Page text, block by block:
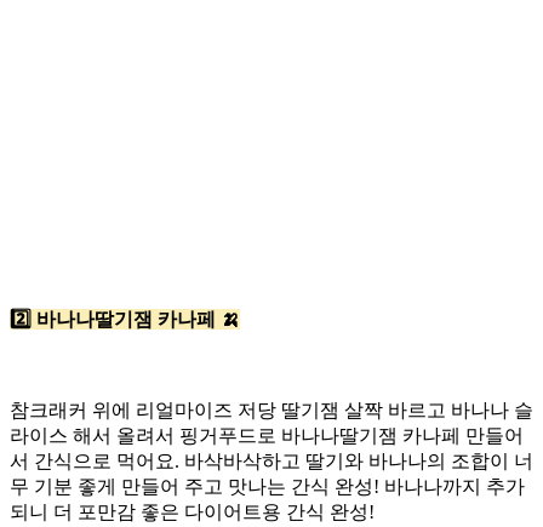
2️⃣ 바나나딸기잼 카나페 🍌
참크래커 위에 리얼마이즈 저당 딸기잼 살짝 바르고 바나나 슬
라이스 해서 올려서 핑거푸드로 바나나딸기잼 카나페 만들어
서 간식으로 먹어요. 바삭바삭하고 딸기와 바나나의 조합이 너
무 기분 좋게 만들어 주고 맛나는 간식 완성! 바나나까지 추가
되니 더 포만감 좋은 다이어트용 간식 완성!